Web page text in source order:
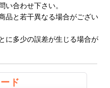
合わせ下さい。
品と若干異なる場合がござい
に多少の誤差が生じる場合が
ド